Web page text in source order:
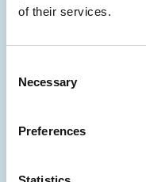
of their services.
Selection
Necessary
Preferences
05.08.2026
NOTIZIE
PPWR:
Commissione